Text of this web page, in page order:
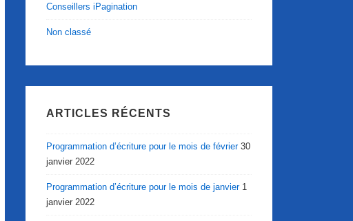
Conseillers iPagination
Non classé
ARTICLES RÉCENTS
Programmation d’écriture pour le mois de février 30
janvier 2022
Programmation d’écriture pour le mois de janvier 1
janvier 2022